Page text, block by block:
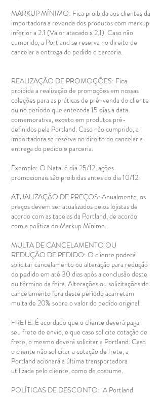
MARKUP MÍNIMO: Fica proibida aos clientes da
importadora a revenda dos produtos com markup
inferior a 2.1 (Valor atacado x 2.1). Caso não
cumprido, a Portland se reserva no direito de
cancelar a entrega do pedido e parceria.
REALIZAÇÃO DE PROMOÇÕES: Fica
proibida a realização de promoções em nossas
coleções para as práticas de pré-venda do cliente
ou no período que anteceda 15 dias a data
comemorativa, exceto em produtos pré-
definidos pela Portland. Caso não cumprido, a
importadora se reserva no direito de cancelar a
entrega do pedido e parceria.
Exemplo: O Natal é dia 25/12, ações
promocionais são proibidas antes do dia 10/12.
ATUALIZAÇÃO DE PREÇOS: Anualmente, os
preços devem ser atualizados pelos lojistas de
acordo com as tabelas da Portland, de acordo
com a política do Markup Mínimo.
MULTA DE CANCELAMENTO OU
REDUÇÃO DE PEDIDO: O cliente poderá
solicitar cancelamento ou alteração para redução
do pedido em até 30 dias após a conclusão deste
ou término da feira. Alterações ou solicitações de
cancelamento fora deste período acarretam
multa de 20% sobre o valor do pedido original.
FRETE: É acordado que o cliente deverá pagar
seu frete de envio, e que caso solicite cotação de
frete, o mesmo deverá solicitar a Portland. Caso
o cliente não solicitar a cotação de frete, a
Portland acionará a última transportadora
utilizada pelo cliente, como de costume.
POLÍTICAS DE DESCONTO: A Portland